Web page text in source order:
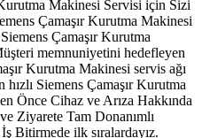
Kurutma Makinesi Servisi için Sizi
Çamaşır Kurutma Makinesi
Çamaşır Kurutma
memnuniyetini hedefleyen
Kurutma Makinesi servis ağı
Siemens Çamaşır Kurutma
Önce Cihaz ve Arıza Hakkında
Ziyarete Tam Donanımlı
Bitirmede ilk sıralardayız.